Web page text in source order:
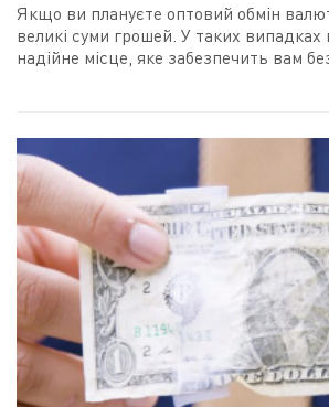
Якщо ви плануєте оптовий обмін
великі суми грошей. У таких
надійне місце, яке забезпечить вам